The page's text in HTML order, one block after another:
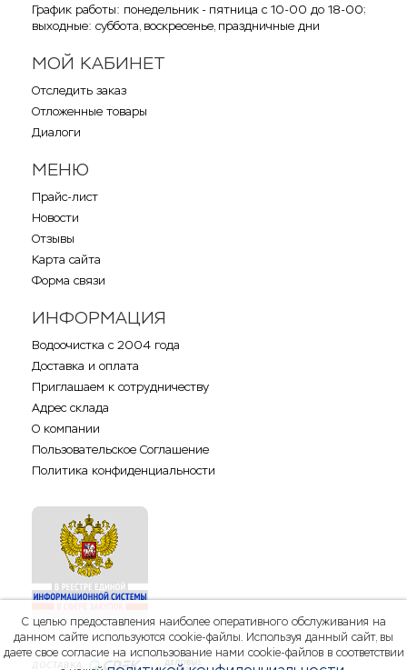
График работы: понедельник - пятница с 10-00 до 18-00;
выходные: суббота, воскресенье, праздничные дни
МОЙ КАБИНЕТ
Отследить заказ
Отложенные товары
Диалоги
МЕНЮ
Прайс-лист
Новости
Отзывы
Карта сайта
Форма связи
ИНФОРМАЦИЯ
Водоочистка с 2004 года
Доставка и оплата
Приглашаем к сотрудничеству
Адрес склада
О компании
Пользовательское Соглашение
Политика конфиденциальности
С целью предоставления наиболее оперативного обслуживания на
данном сайте используются cookie-файлы. Используя данный сайт, вы
даете свое согласие на использование нами cookie-файлов в соответствии